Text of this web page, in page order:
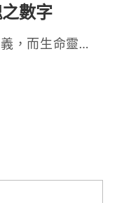
數字
，而生命靈…